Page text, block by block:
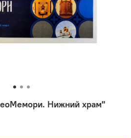
Нижний храм"